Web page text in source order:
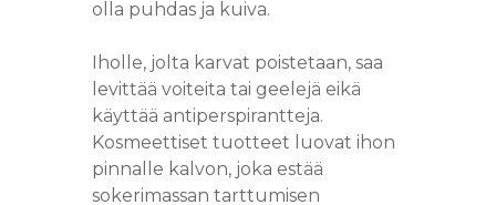
olla puhdas ja kuiva.
Iholle, jolta karvat poistetaan, saa
levittää voiteita tai geelejä eikä
käyttää antiperspirantteja.
Kosmeettiset tuotteet luovat ihon
pinnalle kalvon, joka estää
sokerimassan tarttumisen